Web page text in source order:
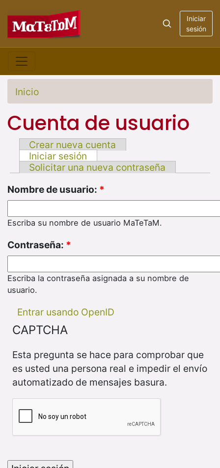
Iniciar
sesión
Inicio
Cuenta de usuario
Crear nueva cuenta
Iniciar sesión
Solicitar una nueva contraseña
Nombre de usuario: *
Escriba su nombre de usuario MaTeTaM.
Contraseña: *
Escriba la contraseña asignada a su nombre de
usuario.
Entrar usando OpenID
CAPTCHA
Esta pregunta se hace para comprobar que
es usted una persona real e impedir el envío
automatizado de mensajes basura.